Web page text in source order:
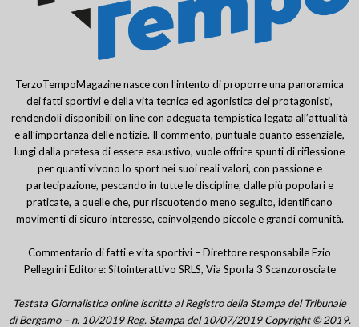
TerzoTempoMagazine nasce con l’intento di proporre una panoramica
dei fatti sportivi e della vita tecnica ed agonistica dei protagonisti,
rendendoli disponibili on line con adeguata tempistica legata all’attualità
e all’importanza delle notizie. Il commento, puntuale quanto essenziale,
lungi dalla pretesa di essere esaustivo, vuole offrire spunti di riflessione
per quanti vivono lo sport nei suoi reali valori, con passione e
partecipazione, pescando in tutte le discipline, dalle più popolari e
praticate, a quelle che, pur riscuotendo meno seguito, identificano
movimenti di sicuro interesse, coinvolgendo piccole e grandi comunità.
Commentario di fatti e vita sportivi – Direttore responsabile Ezio
Pellegrini Editore: Sitointerattivo SRLS, Via Sporla 3 Scanzorosciate
Testata Giornalistica online iscritta al Registro della Stampa del Tribunale
di Bergamo – n. 10/2019 Reg. Stampa del 10/07/2019 Copyright © 2019.